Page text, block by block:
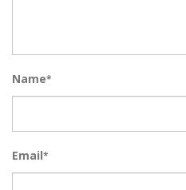
Name*
Email*